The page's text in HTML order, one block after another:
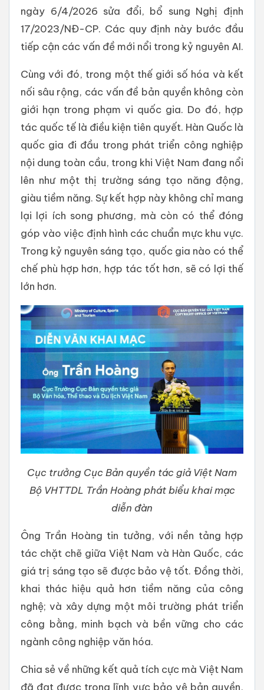
ngày 6/4/2026 sửa đổi, bổ sung Nghị định
17/2023/NĐ-CP. Các quy định này bước đầu
tiếp cận các vấn đề mới nổi trong kỷ nguyên AI.
Cùng với đó, trong một thế giới số hóa và kết
nối sâu rộng, các vấn đề bản quyền không còn
giới hạn trong phạm vi quốc gia. Do đó, hợp
tác quốc tế là điều kiện tiên quyết. Hàn Quốc là
quốc gia đi đầu trong phát triển công nghiệp
nội dung toàn cầu, trong khi Việt Nam đang nổi
lên như một thị trường sáng tạo năng động,
giàu tiềm năng. Sự kết hợp này không chỉ mang
lại lợi ích song phương, mà còn có thể đóng
góp vào việc định hình các chuẩn mực khu vực.
Trong kỷ nguyên sáng tạo, quốc gia nào có thể
chế phù hợp hơn, hợp tác tốt hơn, sẽ có lợi thế
lớn hơn.
Cục trưởng Cục Bản quyền tác giả Việt Nam
Bộ VHTTDL Trần Hoàng phát biểu khai mạc
diễn đàn
Ông Trần Hoàng tin tưởng, với nền tảng hợp
tác chặt chẽ giữa Việt Nam và Hàn Quốc, các
giá trị sáng tạo sẽ được bảo vệ tốt. Đồng thời,
khai thác hiệu quả hơn tiềm năng của công
nghệ; và xây dựng một môi trường phát triển
công bằng, minh bạch và bền vững cho các
ngành công nghiệp văn hóa.
Chia sẻ về những kết quả tích cực mà Việt Nam
đã đạt được trong lĩnh vực bảo vệ bản quyền,